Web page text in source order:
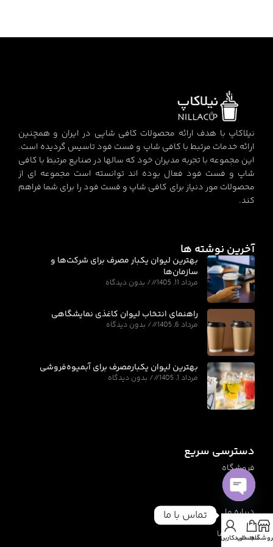
نیلاکاپ با هدف ارائه محصولات کافی شاپی در ایران و همچنین
ارائه خدمات مرتبط با کافی شاپ و فست فود تاسیس گردیده است.
این مجموعه با تجربه مدیران خود که سالها در صنایع مرتبط با کافی
شاپ و فست فود فعال بوده اند توانسته است مجموعه ای از
محصولات مور دنیاز برای کافی شاپ و فست فود را برای شما فراهم
کند.
آخرین نوشته ها
بهترین لیوان یکبار مصرف برای شرکت‌ها و
سازمان‌ها
مرداد 11, 1405 بدون دیدگاه
راهنمای انتخاب لیوان کاغذی نمایشگاهی
مرداد 6, 1405 بدون دیدگاه
بهترین لیوان یکبارمصرف برای آبمیوه‌فروشی
مرداد 1, 1405 بدون دیدگاه
دسترسی سریع
فروشگاه
بلاگ
درباره ما
تماس با ما
سبد خرید
حساب کاربری من
تماس با ما
Open
chaty